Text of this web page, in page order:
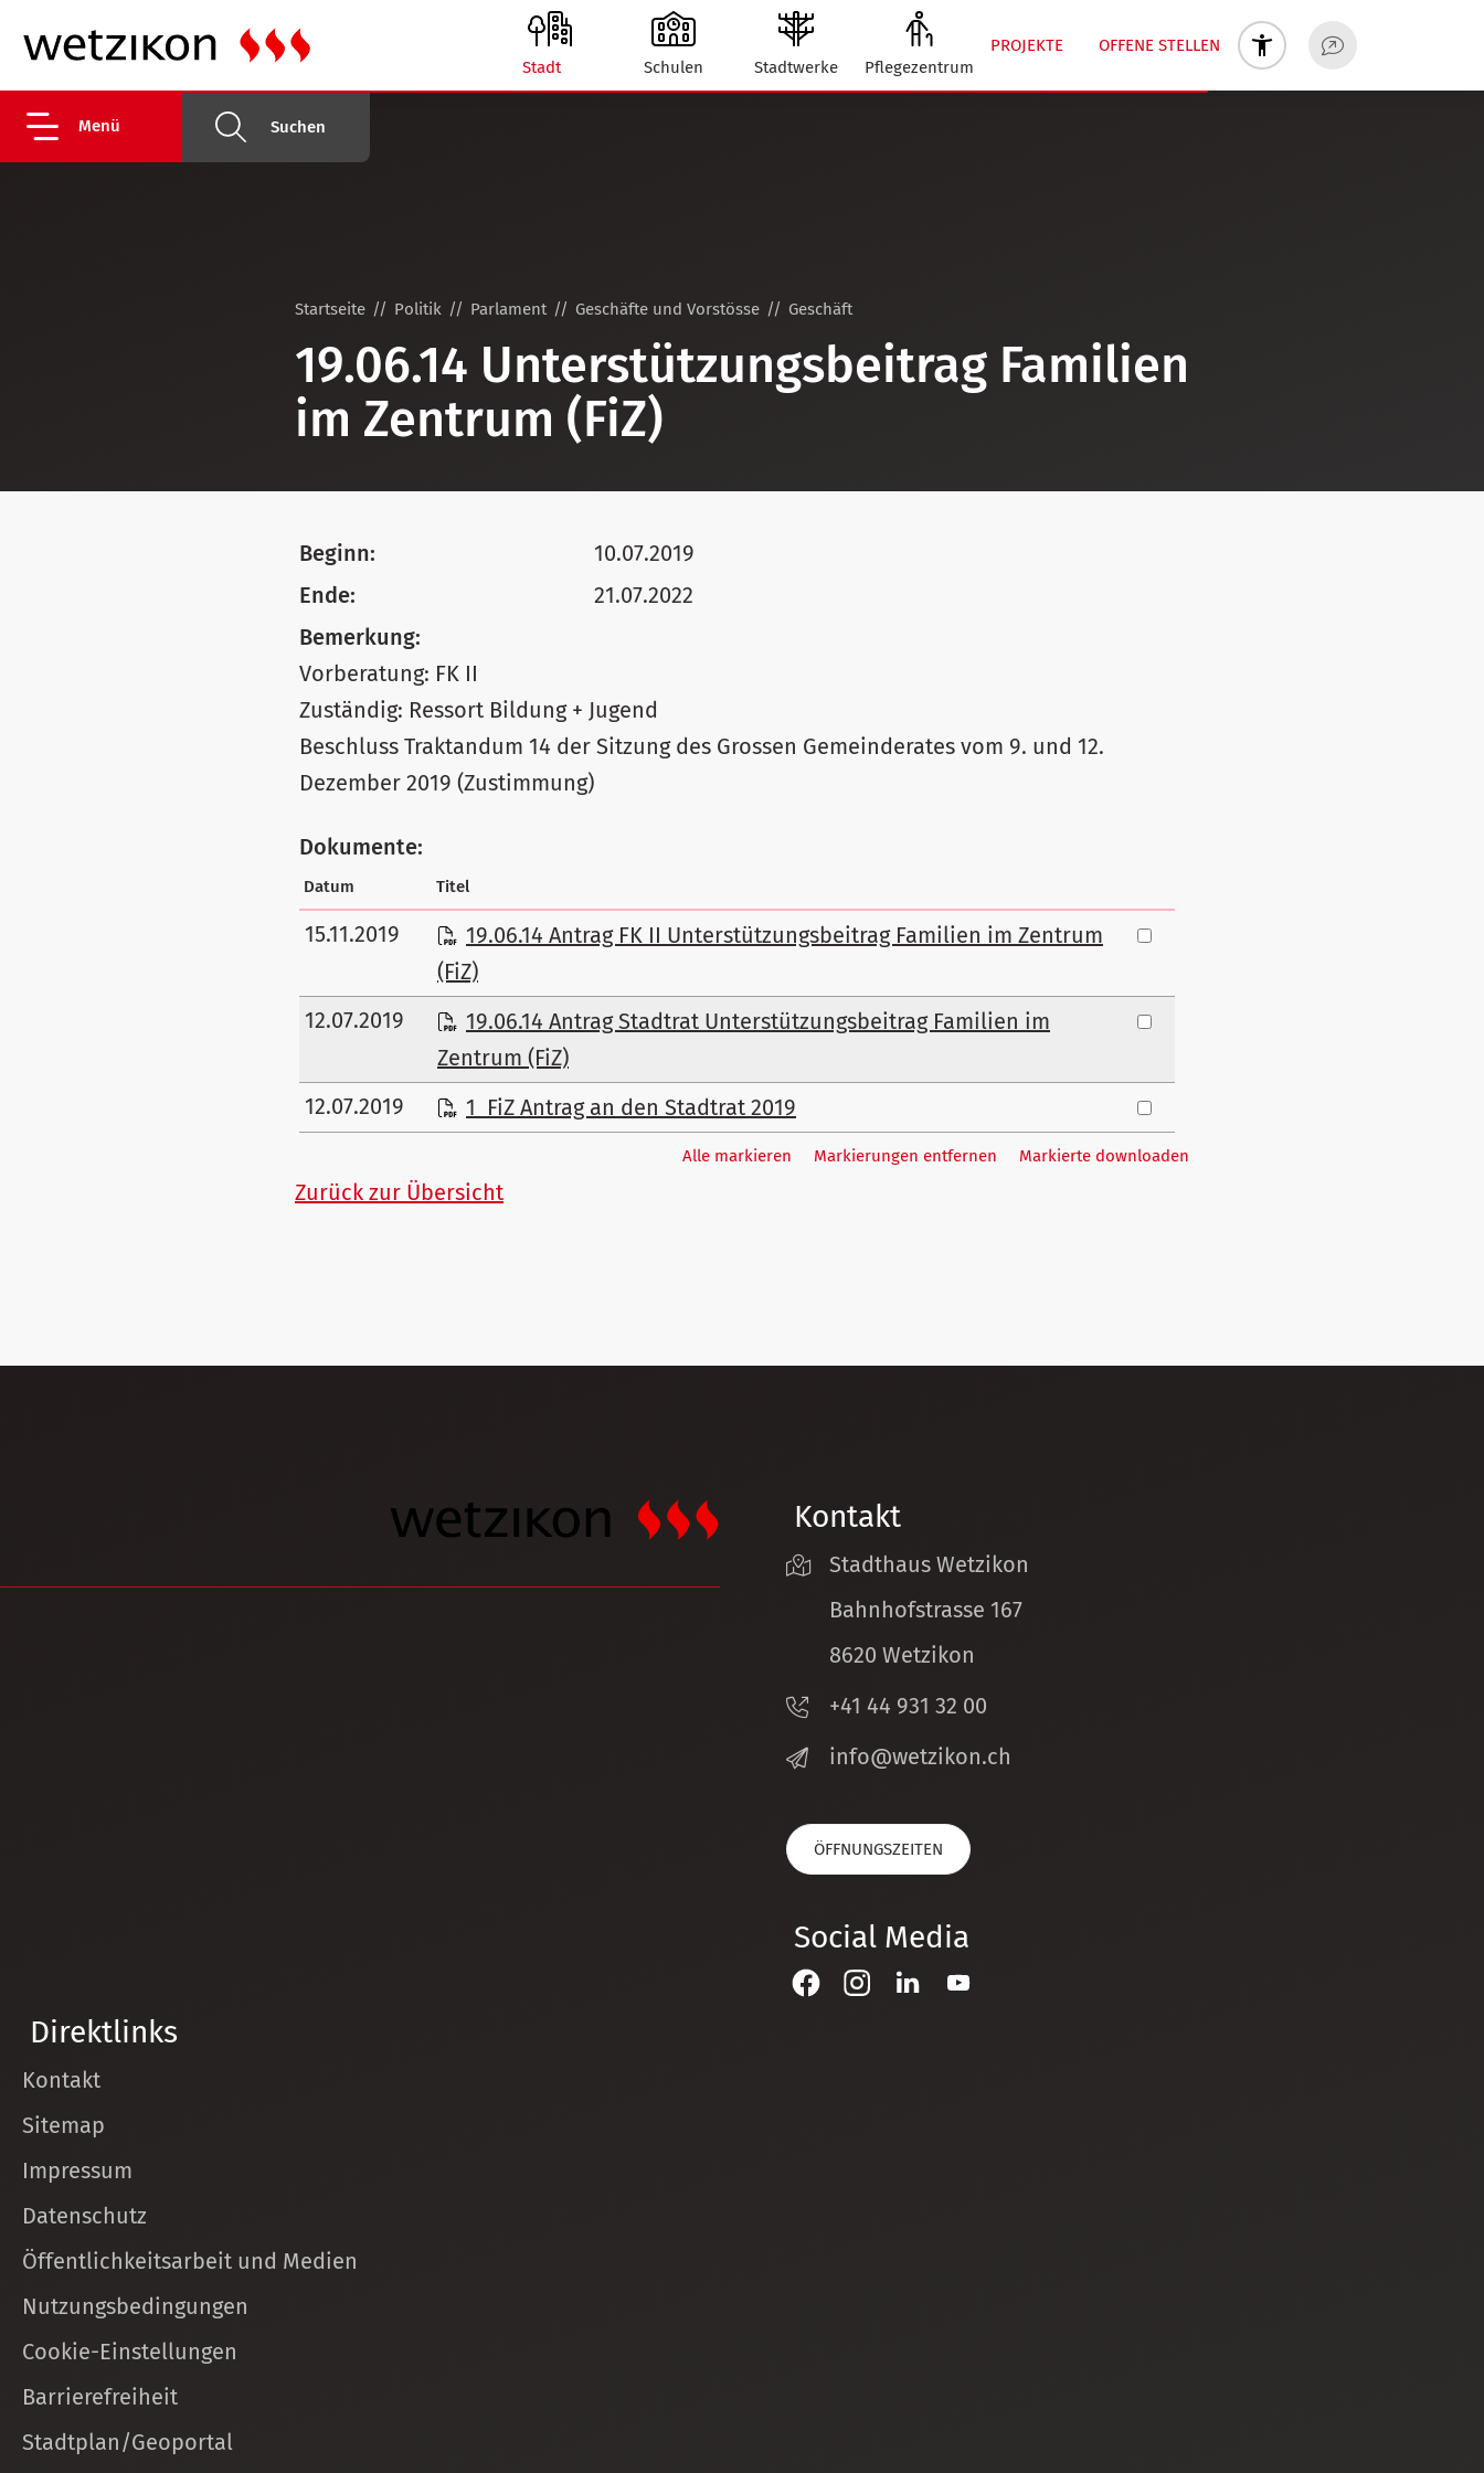
Menü Suchen
PROJEKTE
OFFENE STELLEN
Stadt
Schulen Stadtwerke Pflegezentrum
Startseite Politik Parlament Geschäfte und Vorstösse Geschäft
19.06.14 Unterstützungsbeitrag Familien
im Zentrum (FiZ)
Beginn:
10.07.2019
Ende:
21.07.2022
Bemerkung:
Vorberatung: FK II
Zuständig: Ressort Bildung + Jugend
Beschluss Traktandum 14 der Sitzung des Grossen Gemeinderates vom 9. und 12.
Dezember 2019 (Zustimmung)
Dokumente:
Datum Titel
15.11.2019
19.06.14 Antrag FK II Unterstützungsbeitrag Familien im Zentrum
(FiZ)
12.07.2019
19.06.14 Antrag Stadtrat Unterstützungsbeitrag Familien im
Zentrum (FiZ)
12.07.2019
1_FiZ Antrag an den Stadtrat 2019
Alle markieren Markierungen entfernen Markierte downloaden
Zurück zur Übersicht
Kontakt
Stadthaus Wetzikon
Bahnhofstrasse 167
8620 Wetzikon
+41 44 931 32 00
nf
w tz k n ch
ÖFFNUNGSZEITEN
Social Media
Direktlinks
Kontakt
Sitemap
Impressum
Datenschutz
Öffentlichkeitsarbeit und Medien
Nutzungsbedingungen
Cookie-Einstellungen
Barrierefreiheit
Stadtplan/Geoportal